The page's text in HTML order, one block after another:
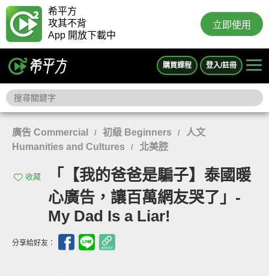
希平方
攻其不背
App 開放下載中
立即使用
購買課程 登入/註冊
廣告 Commercial / 初級 Beginners /
人文
Humanities and Cultures
/ 北美腔
收藏
「【我的爸爸是騙子】泰國暖
心廣告，讓百萬網友哭了」-
My Dad Is a Liar!
分享給好友：